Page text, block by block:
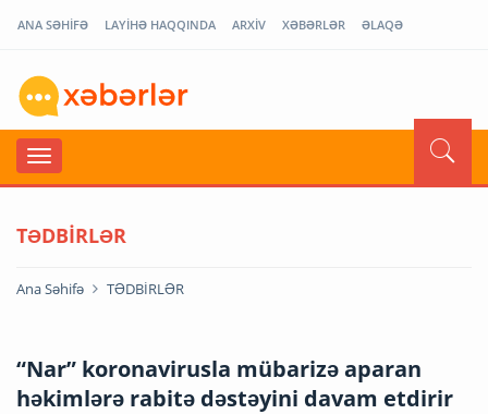
ANA SƏHİFƏ LAYİHƏ HAQQINDA ARXİV XƏBƏRLƏR ƏLAQƏ
TƏDBİRLƏR
Ana Səhifə TƏDBİRLƏR
“Nar” koronavirusla mübarizə aparan
həkimlərə rabitə dəstəyini davam etdirir